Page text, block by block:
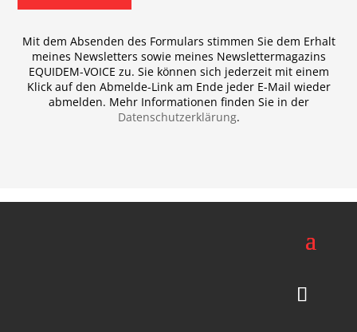
Mit dem Absenden des Formulars stimmen Sie dem Erhalt
meines Newsletters sowie meines Newslettermagazins
EQUIDEM-VOICE zu. Sie können sich jederzeit mit einem
Klick auf den Abmelde-Link am Ende jeder E-Mail wieder
abmelden. Mehr Informationen finden Sie in der
Datenschutzerklärung.